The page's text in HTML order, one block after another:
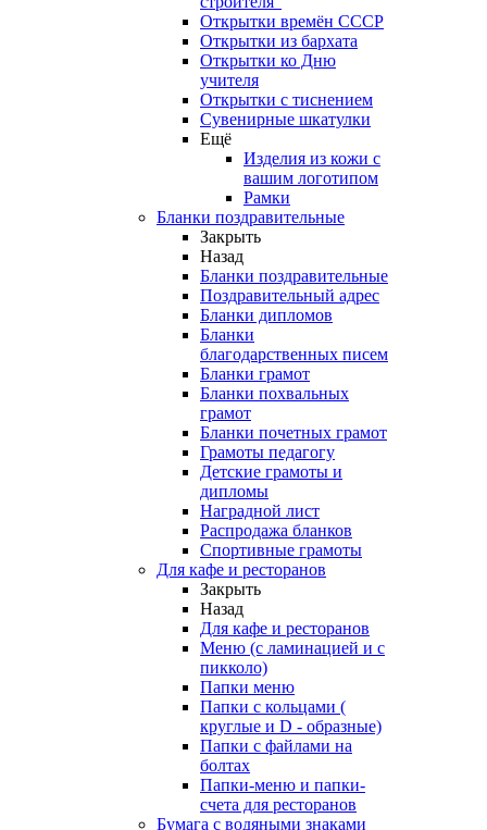
Открытки времён СССР
Открытки из бархата
Открытки ко Дню
учителя
Открытки с тиснением
Сувенирные шкатулки
Ещё
Изделия из кожи с
вашим логотипом
Рамки
Бланки поздравительные
Закрыть
Назад
Бланки поздравительные
Поздравительный адрес
Бланки дипломов
Бланки
благодарственных писем
Бланки грамот
Бланки похвальных
грамот
Бланки почетных грамот
Грамоты педагогу
Детские грамоты и
дипломы
Наградной лист
Распродажа бланков
Спортивные грамоты
Для кафе и ресторанов
Закрыть
Назад
Для кафе и ресторанов
Меню (с ламинацией и с
пикколо)
Папки меню
Папки с кольцами (
круглые и D - образные)
Папки с файлами на
болтах
Папки-меню и папки-
счета для ресторанов
Бумага с водяными знаками